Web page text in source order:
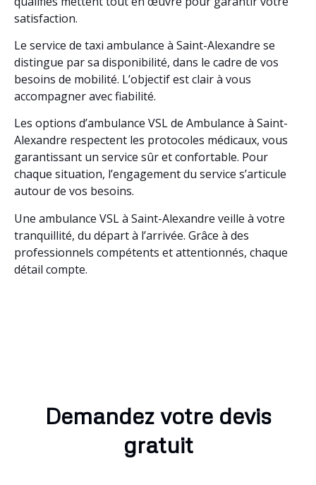
satisfaction.
Le service de taxi ambulance à Saint-Alexandre se
distingue par sa disponibilité, dans le cadre de vos
besoins de mobilité. L’objectif est clair à vous
accompagner avec fiabilité.
Les options d’ambulance VSL de Ambulance à Saint-
Alexandre respectent les protocoles médicaux, vous
garantissant un service sûr et confortable. Pour
chaque situation, l’engagement du service s’articule
autour de vos besoins.
Une ambulance VSL à Saint-Alexandre veille à votre
tranquillité, du départ à l’arrivée. Grâce à des
professionnels compétents et attentionnés, chaque
détail compte.
Demandez votre devis
gratuit